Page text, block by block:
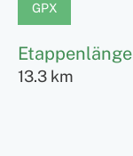
GPX
Etappenlänge
13.3 km